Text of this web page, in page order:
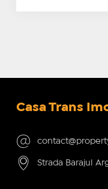
Casa Trans
Strada Barajul